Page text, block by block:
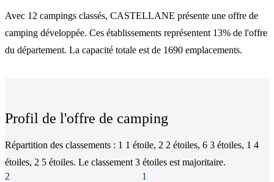
Avec 12 campings classés, CASTELLANE présente une offre de
camping développée. Ces établissements représentent 13% de l'offre
du département. La capacité totale est de 1690 emplacements.
Profil de l'offre de camping
Répartition des classements : 1 1 étoile, 2 2 étoiles, 6 3 étoiles, 1 4
étoiles, 2 5 étoiles. Le classement 3 étoiles est majoritaire.
2
1